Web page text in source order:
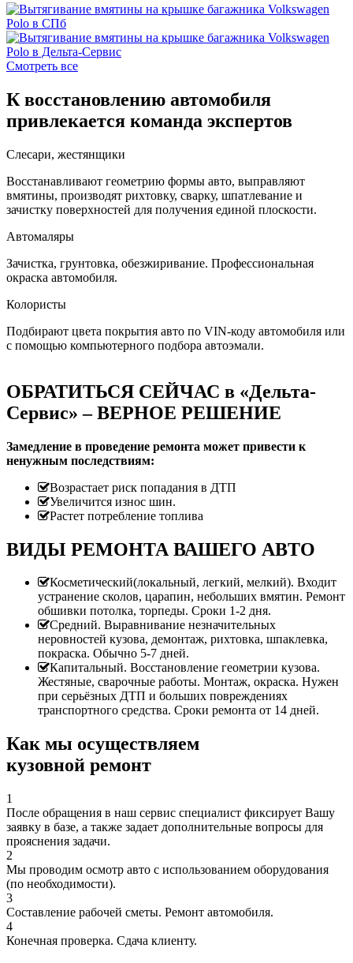
Смотреть все
К восстановлению автомобиля
привлекается команда экспертов
Слесари, жестянщики
Восстанавливают геометрию формы авто, выправляют
вмятины, производят рихтовку, сварку, шпатлевание и
зачистку поверхностей для получения единой плоскости.
Автомаляры
Зачистка, грунтовка, обезжиривание. Профессиональная
окраска автомобиля.
Колористы
Подбирают цвета покрытия авто по VIN-коду автомобиля или
с помощью компьютерного подбора автоэмали.
ОБРАТИТЬСЯ СЕЙЧАС в «Дельта-
Сервис» – ВЕРНОЕ РЕШЕНИЕ
Замедление в проведение ремонта может привести к
ненужным последствиям:
Возрастает риск попадания в ДТП
Увеличится износ шин.
Растет потребление топлива
ВИДЫ РЕМОНТА ВАШЕГО АВТО
Косметический(локальный, легкий, мелкий). Входит
устранение сколов, царапин, небольших вмятин. Ремонт
обшивки потолка, торпеды. Сроки 1-2 дня.
Средний. Выравнивание незначительных
неровностей кузова, демонтаж, рихтовка, шпаклевка,
покраска. Обычно 5-7 дней.
Капитальный. Восстановление геометрии кузова.
Жестяные, сварочные работы. Монтаж, окраска. Нужен
при серьёзных ДТП и больших повреждениях
транспортного средства. Сроки ремонта от 14 дней.
Как мы осуществляем
кузовной ремонт
1
После обращения в наш сервис специалист фиксирует Вашу
заявку в базе, а также задает дополнительные вопросы для
прояснения задачи.
2
Мы проводим осмотр авто с использованием оборудования
(по необходимости).
3
Составление рабочей сметы. Ремонт автомобиля.
4
Конечная проверка. Сдача клиенту.